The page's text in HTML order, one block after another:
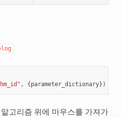
, {parameter_dictionary})
고리즘 위에 마우스를 가져가